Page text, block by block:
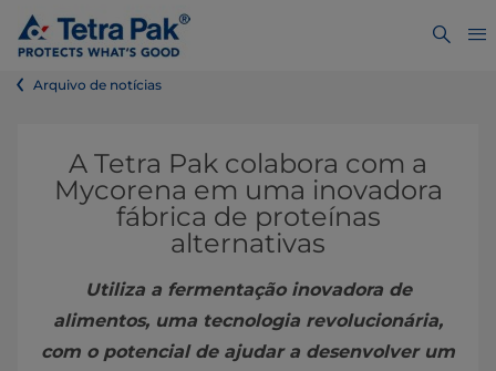
Arquivo de notícias
A Tetra Pak colabora com a
Mycorena em uma inovadora
fábrica de proteínas
alternativas
Utiliza a fermentação inovadora de
alimentos, uma tecnologia revolucionária,
com o potencial de ajudar a desenvolver um